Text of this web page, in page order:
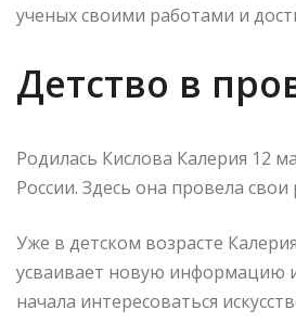
ученых своими работами и
Детство в
Родилась Кислова Калерия 12
России. Здесь она провела
Уже в детском возрасте
усваивает новую информацию и
начала интересоваться